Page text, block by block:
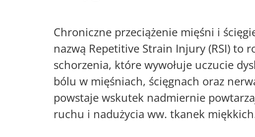
Chroniczne przeciążenie mięśni i
nazwą Repetitive Strain Injury (RSI) to
schorzenia, które wywołuje uczucie
bólu w mięśniach, ścięgnach oraz
powstaje wskutek nadmiernie
ruchu i nadużycia ww. tkanek